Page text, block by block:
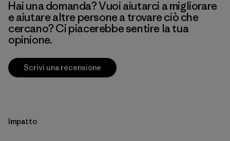
Hai una domanda? Vuoi aiutarci a migliorare
e aiutare altre persone a trovare ciò che
cercano? Ci piacerebbe sentire la tua
opinione.
Scrivi una recensione
Impatto